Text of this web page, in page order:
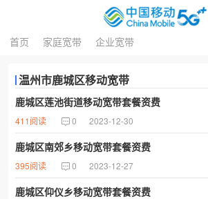
首页 家庭宽带 企业宽带
温州市鹿城区移动宽带
鹿城区莲池街道移动宽带套餐资费
411阅读 0 2023-12-30
鹿城区南郊乡移动宽带套餐资费
395阅读 0 2023-12-27
鹿城区仰仪乡移动宽带套餐资费